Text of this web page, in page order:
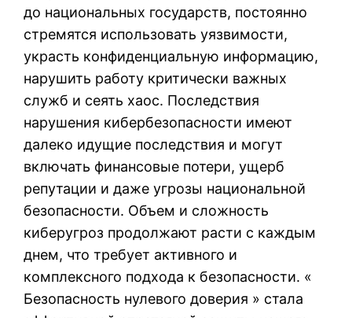
до национальных государств, постоянно
стремятся использовать уязвимости,
украсть конфиденциальную информацию,
нарушить работу критически важных
служб и сеять хаос. Последствия
нарушения кибербезопасности имеют
далеко идущие последствия и могут
включать финансовые потери, ущерб
репутации и даже угрозы национальной
безопасности. Объем и сложность
киберугроз продолжают расти с каждым
днем, что требует активного и
комплексного подхода к безопасности. «
Безопасность нулевого доверия » стала